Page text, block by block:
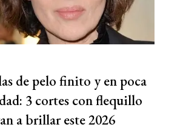
de pelo finito y en poca
3 cortes con flequillo
a brillar este 2026